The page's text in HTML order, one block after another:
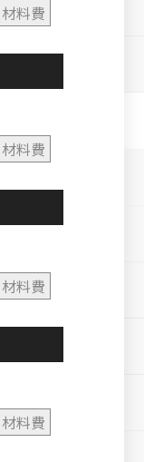
材料費
材料費
材料費
材料費